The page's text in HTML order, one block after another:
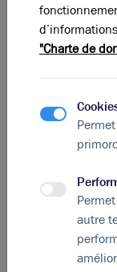
Diagnostic de
Diagnostic DPE
B C
Indice
La perle
Ces
"Charte de
autre